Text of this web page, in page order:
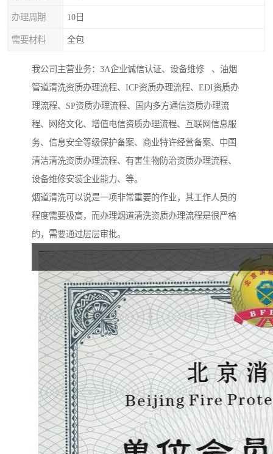
办理周期 10日
需要材料 全包
我公司主营业务：3A企业诚信认证、设备维修 、油烟
管道清洗资质办理流程、ICP资质办理流程、EDI资质办
理流程、SP资质办理流程、国内多方通信资质办理流
程、网络文化、增值电信资质办理流程、互联网信息服
务、信息安全等级保护备案、商业特许经营备案、中国
清洁清洗资质办理流程、有害生物防治资质办理流程、
设备维修安装企业能力、等。
烟道清洗可以说是一项非常重要的作业，其工作人员的
程度需要极高，而办理烟道清洗资质办理流程是很严格
的，需要通过层层审批。